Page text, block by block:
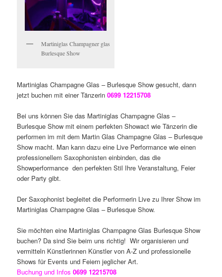
Martiniglas Champagner glas
Burlesque Show
Martiniglas Champagne Glas – Burlesque Show gesucht, dann
jetzt buchen mit einer Tänzerin0699 12215708
Bei uns können Sie das Martiniglas Champagne Glas –
Burlesque Show mit einem perfekten Showact wie Tänzerin die
performen im mit dem Martin Glas Champagne Glas – Burlesque
Show macht. Man kann dazu eine Live Performance wie einen
professionellem Saxophonisten einbinden, das die
Showperformance den perfekten Stil Ihre Veranstaltung, Feier
oder Party gibt.
Der Saxophonist begleitet die Performerin Live zu Ihrer Show im
Martiniglas Champagne Glas – Burlesque Show.
Sie möchten eine Martiniglas Champagne Glas Burlesque Show
buchen? Da sind Sie beim uns richtig! Wir organisieren und
vermitteln Künstlerinnen Künstler von A-Z und professionelle
Shows für Events und Feiern jeglicher Art.
Buchung und Infos 0699 12215708